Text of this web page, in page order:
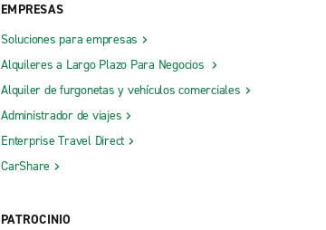
EMPRESAS
Soluciones para empresas
Alquileres a Largo Plazo Para Negocios
Alquiler de furgonetas y vehículos comerciales
Administrador de viajes
Enterprise Travel Direct
CarShare
PATROCINIO